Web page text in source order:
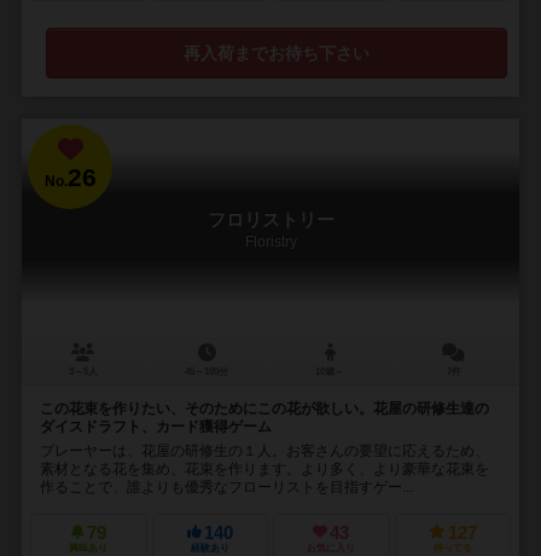
再入荷までお待ち下さい
No.26
フロリストリー
Floristry
この花束を作りたい、そのためにこの花が欲しい。花屋の研修生達の
ダイスドラフト、カード獲得ゲーム
プレーヤーは、花屋の研修生の１人。お客さんの要望に応えるため、
素材となる花を集め、花束を作ります。より多く、より豪華な花束を
作ることで、誰よりも優秀なフローリストを目指すゲー...
79
興味あり
140
経験あり
43
お気に入り
127
持ってる